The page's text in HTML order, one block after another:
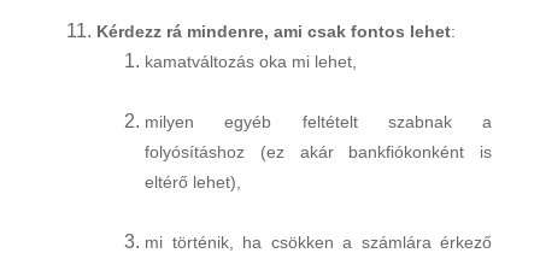
Kérdezz rá mindenre, ami csak fontos lehet:
kamatváltozás oka mi lehet,
milyen egyéb feltételt szabnak a
folyósításhoz (ez akár bankfiókonként is
eltérő lehet),
mi történik, ha csökken a számlára érkező